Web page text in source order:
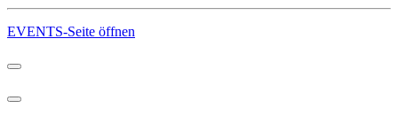
EVENTS-Seite öffnen